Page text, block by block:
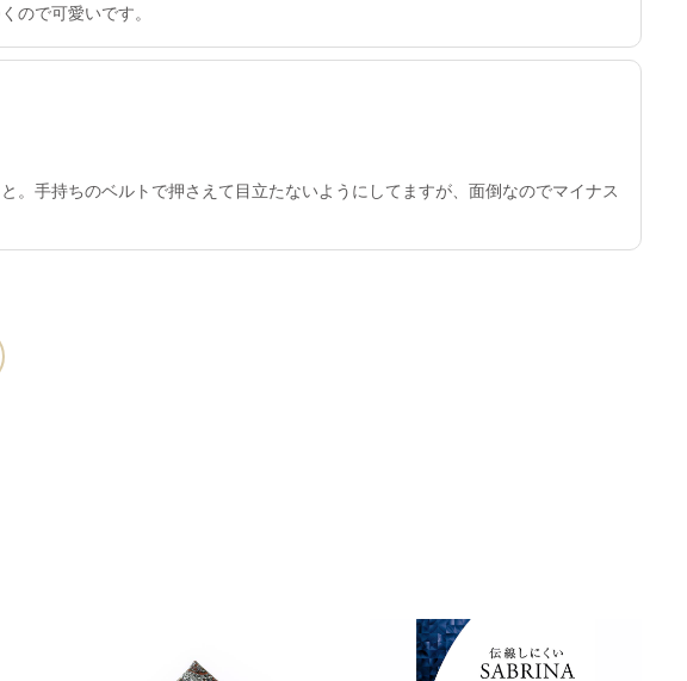
ので可愛いです。
。手持ちのベルトで押さえて目立たないようにしてますが、面倒なのでマイナス